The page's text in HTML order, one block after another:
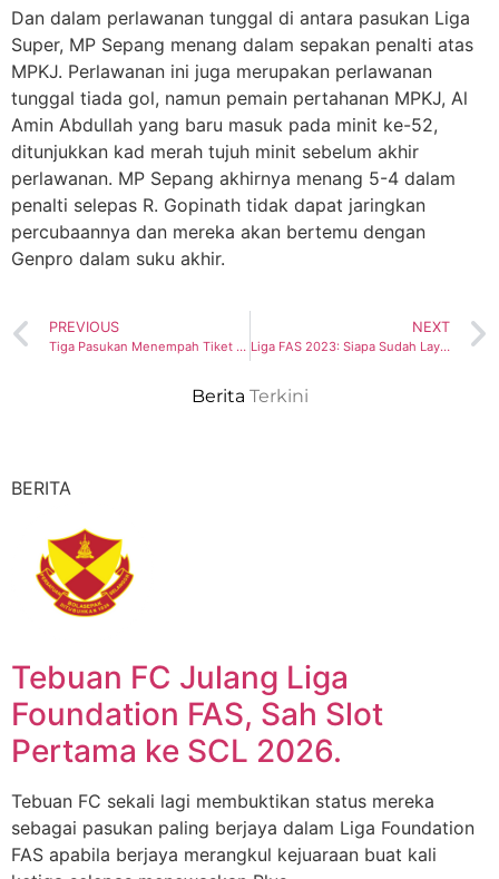
Dan dalam perlawanan tunggal di antara pasukan Liga
Super, MP Sepang menang dalam sepakan penalti atas
MPKJ. Perlawanan ini juga merupakan perlawanan
tunggal tiada gol, namun pemain pertahanan MPKJ, Al
Amin Abdullah yang baru masuk pada minit ke-52,
ditunjukkan kad merah tujuh minit sebelum akhir
perlawanan. MP Sepang akhirnya menang 5-4 dalam
penalti selepas R. Gopinath tidak dapat jaringkan
percubaannya dan mereka akan bertemu dengan
Genpro dalam suku akhir.
PREVIOUS
Tiga Pasukan Menempah Tiket Suku Akhir, MP Klang Lagi Sekali Bangkit
NEXT
Liga FAS 2023: Siapa Sudah Layak Ke Suku Akhir?
Berita Terkini
BERITA
Tebuan FC Julang Liga
Foundation FAS, Sah Slot
Pertama ke SCL 2026.
Tebuan FC sekali lagi membuktikan status mereka
sebagai pasukan paling berjaya dalam Liga Foundation
FAS apabila berjaya merangkul kejuaraan buat kali